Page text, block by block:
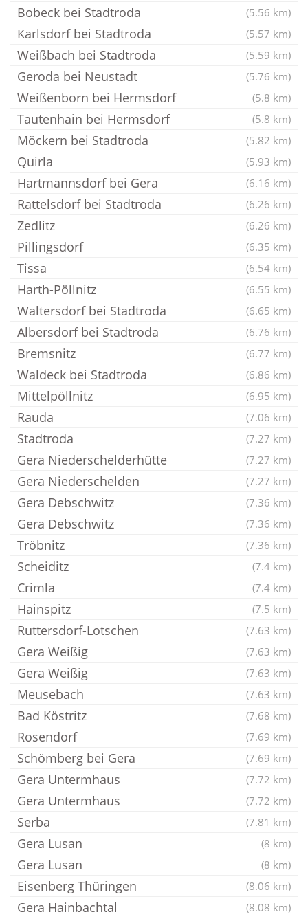
Bobeck bei Stadtroda (5.56 km)
Karlsdorf bei Stadtroda (5.57 km)
Weißbach bei Stadtroda (5.59 km)
Geroda bei Neustadt (5.76 km)
Weißenborn bei Hermsdorf (5.8 km)
Tautenhain bei Hermsdorf (5.8 km)
Möckern bei Stadtroda (5.82 km)
Quirla (5.93 km)
Hartmannsdorf bei Gera (6.16 km)
Rattelsdorf bei Stadtroda (6.26 km)
Zedlitz (6.26 km)
Pillingsdorf (6.35 km)
Tissa (6.54 km)
Harth-Pöllnitz (6.55 km)
Waltersdorf bei Stadtroda (6.65 km)
Albersdorf bei Stadtroda (6.76 km)
Bremsnitz (6.77 km)
Waldeck bei Stadtroda (6.86 km)
Mittelpöllnitz (6.95 km)
Rauda (7.06 km)
Stadtroda (7.27 km)
Gera Niederschelderhütte (7.27 km)
Gera Niederschelden (7.27 km)
Gera Debschwitz (7.36 km)
Gera Debschwitz (7.36 km)
Tröbnitz (7.36 km)
Scheiditz (7.4 km)
Crimla (7.4 km)
Hainspitz (7.5 km)
Ruttersdorf-Lotschen (7.63 km)
Gera Weißig (7.63 km)
Gera Weißig (7.63 km)
Meusebach (7.63 km)
Bad Köstritz (7.68 km)
Rosendorf (7.69 km)
Schömberg bei Gera (7.69 km)
Gera Untermhaus (7.72 km)
Gera Untermhaus (7.72 km)
Serba (7.81 km)
Gera Lusan (8 km)
Gera Lusan (8 km)
Eisenberg Thüringen (8.06 km)
Gera Hainbachtal (8.08 km)